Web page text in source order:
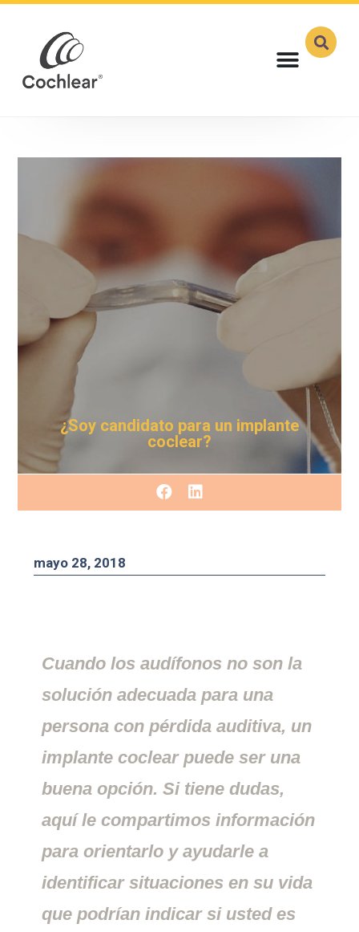
¿Soy candidato para un implante
coclear?
mayo 28, 2018
Cuando los audífonos no son la
solución adecuada para una
persona con pérdida auditiva, un
implante coclear puede ser una
buena opción. Si tiene dudas,
aquí le compartimos información
para orientarlo y ayudarle a
identificar situaciones en su vida
que podrían indicar si usted es